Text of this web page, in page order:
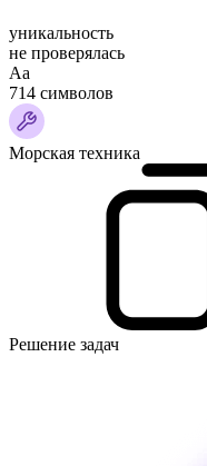
уникальность
не проверялась
Аа
714 символов
Морская техника
Решение задач